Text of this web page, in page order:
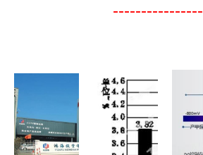
----------------